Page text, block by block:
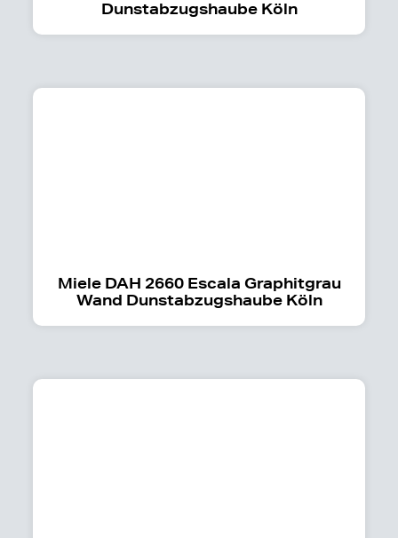
Dunstabzugshaube Köln
Miele DAH 2660 Escala Graphitgrau
Wand Dunstabzugshaube Köln